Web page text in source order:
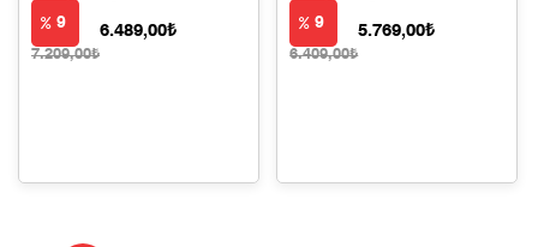
9
7.209,00₺
6.489,00₺ 9
6.409,00₺
5.769,00₺